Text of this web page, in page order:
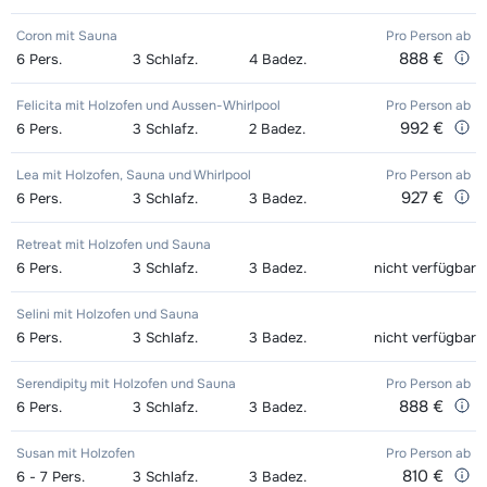
Ski + Stöcke Exzellent (Excellence)
Datum
Skischuhe Exzellent (Excellence) (8
Tage)
Datum
bedingt
Ski + Skischuhe + Stöcke Gold
(Sensation) (8 Tage)
Datum
bedingt
Ski + Stöcke Gold (Sensation) (8
Tage)
Datum
bedingt
Ski + Skischuhe + Stöcke Silber
(Evolution) (8 Tage)
Datum
bedingt
Meister (Champion) Ski + Schuhe +
Datum
Meister (Champion) Ski + Stöcke (8
Tage)
Datum
bedingt
Meister (Champion) Schuhe (8
Datum
Zukunft (Espoir) Ski + Schuhe +
Stöcke (8 Tage)
Datum
Zukunft (Espoir) Ski + Stöcke (8
Tage)
Datum
bedingt
Zukunft (Espoir) Schuhe (8 Tage)
Datum
bedingt
Boots Gold (Sensation) (8 Tage)
Datum
bedingt
Snowboard + Boots Silber
(Evolution) (8 Tage)
Datum
bedingt
Silber (Evolution) Snowboard (8
Tage)
Datum
nachmittags - Durchschnittlich
Gruppenunterricht Ski Erwachsene
245,00 €
Gruppenunterricht Ski Kinder (5-12
Jahre) morgens - Anfänger
Datum
bedingt
Gruppenunterricht Ski Kinder (5-12
Jahre) morgens - Durchschnittlich
Datum
Gruppenunterricht Ski Kinder (5-12
Jahre) morgens - Fortgeschritten
Datum
bedingt
Gruppenunterricht Ski Kinder (5 - 12
Jahre) nachmittags - Anfänger
245,00 €
Gruppenunterricht Ski Kinder (5-12
245,00 €
Coron mit Sauna Pro Personab
6 Pers. 3 Schlafz. 4 Badez. 888 €
Felicita mit Holzofen und Aussen-Whirlpool Pro Personab
6 Pers. 3 Schlafz. 2 Badez. 992 €
Lea mit Holzofen, Sauna und Whirlpool Pro Personab
6 Pers. 3 Schlafz. 3 Badez. 927 €
Retreat mit Holzofen und Sauna
6 Pers. 3 Schlafz. 3 Badez. nicht verfügbar
Selini mit Holzofen und Sauna
6 Pers. 3 Schlafz. 3 Badez. nicht verfügbar
Serendipity mit Holzofen und Sauna Pro Personab
6 Pers. 3 Schlafz. 3 Badez. 888 €
Susan mit Holzofen Pro Personab
6 - 7 Pers. 3 Schlafz. 3 Badez. 810 €